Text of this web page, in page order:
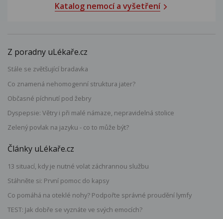
Katalog nemocí a vyšetření
Z poradny uLékaře.cz
Stále se zvětšující bradavka
Co znamená nehomogenní struktura jater?
Občasné píchnutí pod žebry
Dyspepsie: Větry i při malé námaze, nepravidelná stolice
Zelený povlak na jazyku - co to může být?
Články uLékaře.cz
13 situací, kdy je nutné volat záchrannou službu
Stáhněte si: První pomoc do kapsy
Co pomáhá na oteklé nohy? Podpořte správné proudění lymfy
TEST: Jak dobře se vyznáte ve svých emocích?